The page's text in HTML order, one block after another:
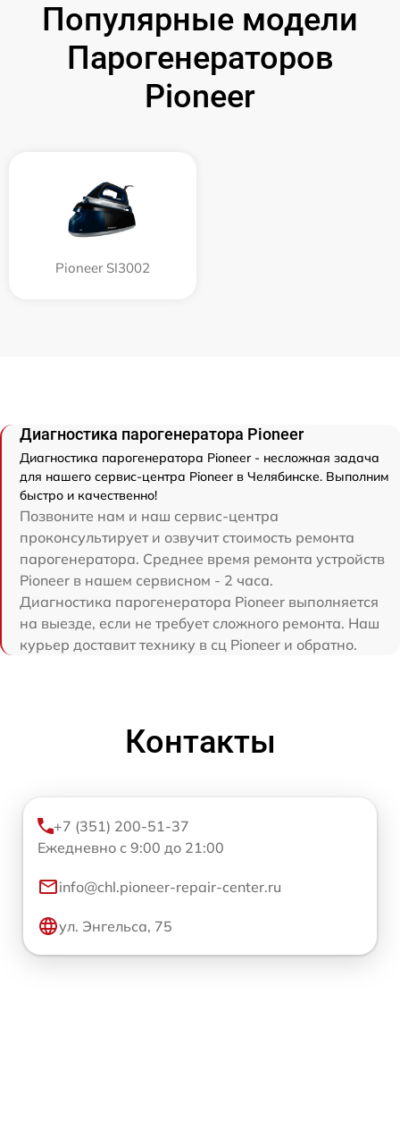
Популярные модели
Парогенераторов
Pioneer
Pioneer SI3002
Диагностика парогенератора Pioneer
Диагностика парогенератора Pioneer - несложная задача
для нашего сервис-центра Pioneer в Челябинске. Выполним
быстро и качественно!
Позвоните нам и наш сервис-центра
проконсультирует и озвучит стоимость ремонта
парогенератора. Среднее время ремонта устройств
Pioneer в нашем сервисном - 2 часа.
Диагностика парогенератора Pioneer выполняется
на выезде, если не требует сложного ремонта. Наш
курьер доставит технику в сц Pioneer и обратно.
Контакты
+7 (351) 200-51-37
Ежедневно с 9:00 до 21:00
info@chl.pioneer-repair-center.ru
ул. Энгельса, 75